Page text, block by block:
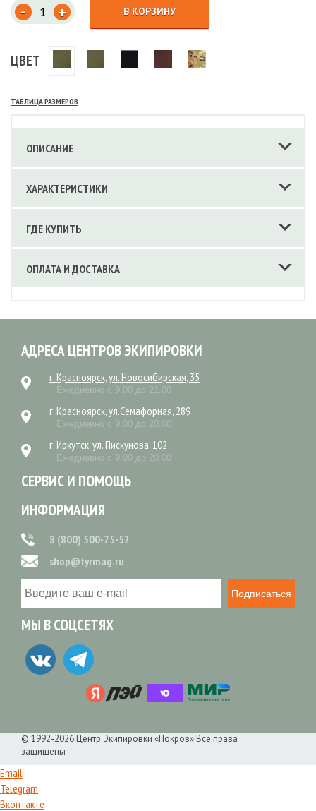
- + В КОРЗИНУ
ЦВЕТ
ТАБЛИЦА РАЗМЕРОВ
ОПИСАНИЕ
ХАРАКТЕРИСТИКИ
ГДЕ КУПИТЬ
ОПЛАТА И ДОСТАВКА
АДРЕСА ЦЕНТРОВ ЭКИПИРОВКИ
г. Красноярск, ул. Новосибирская, 35
Ежедневно с 9.00 до 21.00
г. Красноярск, ул.Семафорная, 289
Ежедневно с 9.00 до 20.00
г. Иркутск, ул. Пискунова, 102
Ежедневно с 9.00 до 20.00
СЕРВИС И ПОМОЩЬ
ИНФОРМАЦИЯ
8 (800) 500-75-52
shop@tyrmag.ru
Подписаться
МЫ В СОЦСЕТЯХ
© 1992-2026 Центр Экипировки «Покров» Все права
защищены
Email
Telegram
Вконтакте